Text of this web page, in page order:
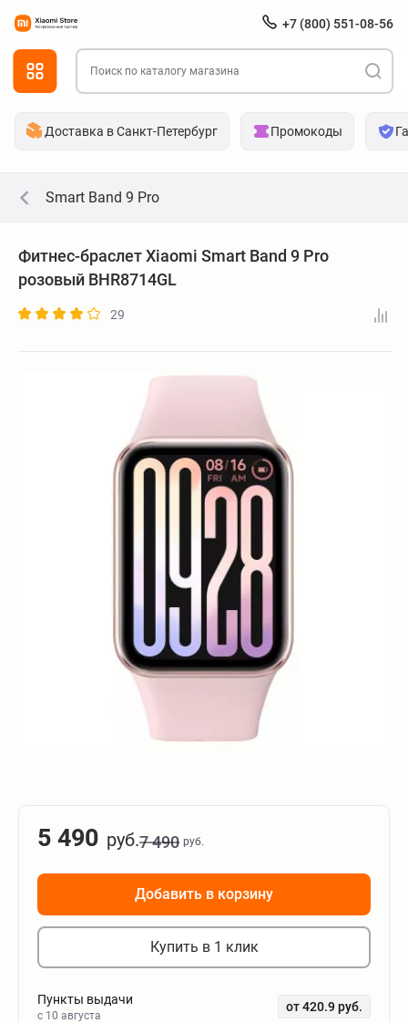
+7 (800) 551-08-56
Доставка в Санкт-Петербург Промокоды
Smart Band 9 Pro
Фитнес-браслет Xiaomi Smart Band 9 Pro
розовый BHR8714GL
29
5 490 руб.7 490 руб.
Добавить в корзину
Купить в 1 клик
Пункты выдачи
c 10 августа
от 420.9 руб.